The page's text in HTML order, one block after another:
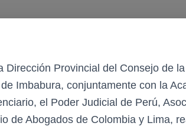
Dirección Provincial del Consejo de
Imbabura, conjuntamente con la
el Poder Judicial de Perú,
de Abogados de Colombia y Lima,